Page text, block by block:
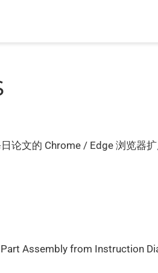
论文的 Chrome / Edge 浏览器扩
Part Assembly from Instruction